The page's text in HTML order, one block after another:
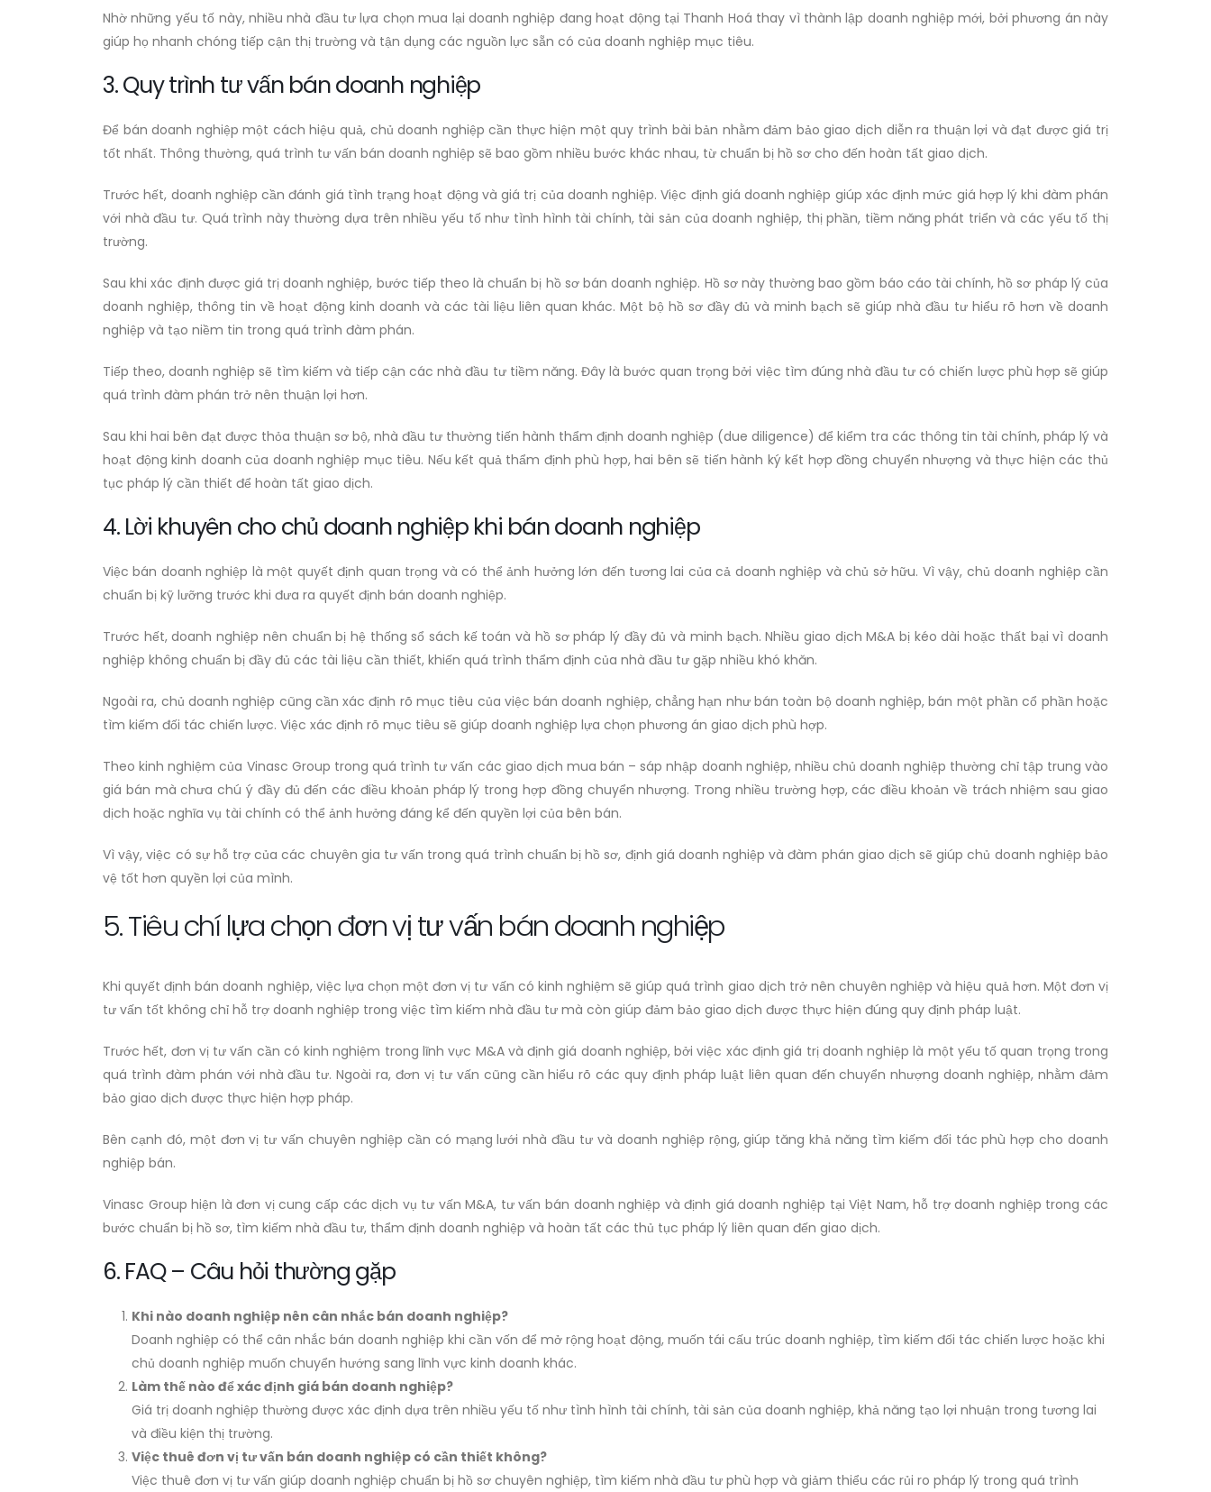
Nhờ những yếu tố này, nhiều nhà đầu tư lựa chọn mua lại doanh nghiệp đang hoạt động tại Thanh Hoá thay vì thành lập doanh nghiệp mới, bởi phương án này
giúp họ nhanh chóng tiếp cận thị trường và tận dụng các nguồn lực sẵn có của doanh nghiệp mục tiêu.
3. Quy trình tư vấn bán doanh nghiệp
Để bán doanh nghiệp một cách hiệu quả, chủ doanh nghiệp cần thực hiện một quy trình bài bản nhằm đảm bảo giao dịch diễn ra thuận lợi và đạt được giá trị
tốt nhất. Thông thường, quá trình tư vấn bán doanh nghiệp sẽ bao gồm nhiều bước khác nhau, từ chuẩn bị hồ sơ cho đến hoàn tất giao dịch.
Trước hết, doanh nghiệp cần đánh giá tình trạng hoạt động và giá trị của doanh nghiệp. Việc định giá doanh nghiệp giúp xác định mức giá hợp lý khi đàm phán
với nhà đầu tư. Quá trình này thường dựa trên nhiều yếu tố như tình hình tài chính, tài sản của doanh nghiệp, thị phần, tiềm năng phát triển và các yếu tố thị
trường.
Sau khi xác định được giá trị doanh nghiệp, bước tiếp theo là chuẩn bị hồ sơ bán doanh nghiệp. Hồ sơ này thường bao gồm báo cáo tài chính, hồ sơ pháp lý của
doanh nghiệp, thông tin về hoạt động kinh doanh và các tài liệu liên quan khác. Một bộ hồ sơ đầy đủ và minh bạch sẽ giúp nhà đầu tư hiểu rõ hơn về doanh
nghiệp và tạo niềm tin trong quá trình đàm phán.
Tiếp theo, doanh nghiệp sẽ tìm kiếm và tiếp cận các nhà đầu tư tiềm năng. Đây là bước quan trọng bởi việc tìm đúng nhà đầu tư có chiến lược phù hợp sẽ giúp
quá trình đàm phán trở nên thuận lợi hơn.
Sau khi hai bên đạt được thỏa thuận sơ bộ, nhà đầu tư thường tiến hành thẩm định doanh nghiệp (due diligence) để kiểm tra các thông tin tài chính, pháp lý và
hoạt động kinh doanh của doanh nghiệp mục tiêu. Nếu kết quả thẩm định phù hợp, hai bên sẽ tiến hành ký kết hợp đồng chuyển nhượng và thực hiện các thủ
tục pháp lý cần thiết để hoàn tất giao dịch.
4. Lời khuyên cho chủ doanh nghiệp khi bán doanh nghiệp
Việc bán doanh nghiệp là một quyết định quan trọng và có thể ảnh hưởng lớn đến tương lai của cả doanh nghiệp và chủ sở hữu. Vì vậy, chủ doanh nghiệp cần
chuẩn bị kỹ lưỡng trước khi đưa ra quyết định bán doanh nghiệp.
Trước hết, doanh nghiệp nên chuẩn bị hệ thống sổ sách kế toán và hồ sơ pháp lý đầy đủ và minh bạch. Nhiều giao dịch M&A bị kéo dài hoặc thất bại vì doanh
nghiệp không chuẩn bị đầy đủ các tài liệu cần thiết, khiến quá trình thẩm định của nhà đầu tư gặp nhiều khó khăn.
Ngoài ra, chủ doanh nghiệp cũng cần xác định rõ mục tiêu của việc bán doanh nghiệp, chẳng hạn như bán toàn bộ doanh nghiệp, bán một phần cổ phần hoặc
tìm kiếm đối tác chiến lược. Việc xác định rõ mục tiêu sẽ giúp doanh nghiệp lựa chọn phương án giao dịch phù hợp.
Theo kinh nghiệm của Vinasc Group trong quá trình tư vấn các giao dịch mua bán – sáp nhập doanh nghiệp, nhiều chủ doanh nghiệp thường chỉ tập trung vào
giá bán mà chưa chú ý đầy đủ đến các điều khoản pháp lý trong hợp đồng chuyển nhượng. Trong nhiều trường hợp, các điều khoản về trách nhiệm sau giao
dịch hoặc nghĩa vụ tài chính có thể ảnh hưởng đáng kể đến quyền lợi của bên bán.
Vì vậy, việc có sự hỗ trợ của các chuyên gia tư vấn trong quá trình chuẩn bị hồ sơ, định giá doanh nghiệp và đàm phán giao dịch sẽ giúp chủ doanh nghiệp bảo
vệ tốt hơn quyền lợi của mình.
5. Tiêu chí lựa chọn đơn vị tư vấn bán doanh nghiệp
Khi quyết định bán doanh nghiệp, việc lựa chọn một đơn vị tư vấn có kinh nghiệm sẽ giúp quá trình giao dịch trở nên chuyên nghiệp và hiệu quả hơn. Một đơn vị
tư vấn tốt không chỉ hỗ trợ doanh nghiệp trong việc tìm kiếm nhà đầu tư mà còn giúp đảm bảo giao dịch được thực hiện đúng quy định pháp luật.
Trước hết, đơn vị tư vấn cần có kinh nghiệm trong lĩnh vực M&A và định giá doanh nghiệp, bởi việc xác định giá trị doanh nghiệp là một yếu tố quan trọng trong
quá trình đàm phán với nhà đầu tư. Ngoài ra, đơn vị tư vấn cũng cần hiểu rõ các quy định pháp luật liên quan đến chuyển nhượng doanh nghiệp, nhằm đảm
bảo giao dịch được thực hiện hợp pháp.
Bên cạnh đó, một đơn vị tư vấn chuyên nghiệp cần có mạng lưới nhà đầu tư và doanh nghiệp rộng, giúp tăng khả năng tìm kiếm đối tác phù hợp cho doanh
nghiệp bán.
Vinasc Group hiện là đơn vị cung cấp các dịch vụ tư vấn M&A, tư vấn bán doanh nghiệp và định giá doanh nghiệp tại Việt Nam, hỗ trợ doanh nghiệp trong các
bước chuẩn bị hồ sơ, tìm kiếm nhà đầu tư, thẩm định doanh nghiệp và hoàn tất các thủ tục pháp lý liên quan đến giao dịch.
6. FAQ – Câu hỏi thường gặp
Khi nào doanh nghiệp nên cân nhắc bán doanh nghiệp?
Doanh nghiệp có thể cân nhắc bán doanh nghiệp khi cần vốn để mở rộng hoạt động, muốn tái cấu trúc doanh nghiệp, tìm kiếm đối tác chiến lược hoặc khi
chủ doanh nghiệp muốn chuyển hướng sang lĩnh vực kinh doanh khác.
Làm thế nào để xác định giá bán doanh nghiệp?
Giá trị doanh nghiệp thường được xác định dựa trên nhiều yếu tố như tình hình tài chính, tài sản của doanh nghiệp, khả năng tạo lợi nhuận trong tương lai
và điều kiện thị trường.
Việc thuê đơn vị tư vấn bán doanh nghiệp có cần thiết không?
Việc thuê đơn vị tư vấn giúp doanh nghiệp chuẩn bị hồ sơ chuyên nghiệp, tìm kiếm nhà đầu tư phù hợp và giảm thiểu các rủi ro pháp lý trong quá trình